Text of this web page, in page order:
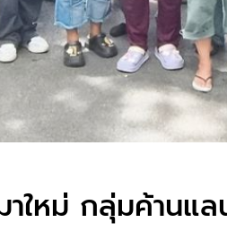
ใหม่ กลุ่มค้านแ